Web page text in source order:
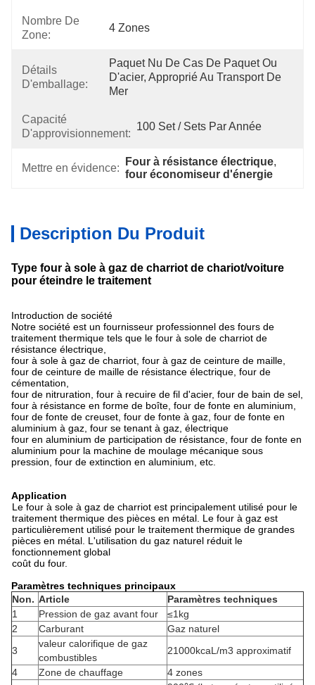
Nombre De
Zone:
4 Zones
Détails
D'emballage:
Paquet Nu De Cas De Paquet Ou
D'acier, Approprié Au Transport De
Mer
Capacité
D'approvisionnement:
100 Set / Sets Par Année
Mettre en évidence:
Four à résistance électrique,
four économiseur d'énergie
Description Du Produit
Type four à sole à gaz de charriot de chariot/voiture
pour éteindre le traitement
Introduction de société
Notre société est un fournisseur professionnel des fours de
traitement thermique tels que le four à sole de charriot de
résistance électrique,
four à sole à gaz de charriot, four à gaz de ceinture de maille,
four de ceinture de maille de résistance électrique, four de
cémentation,
four de nitruration, four à recuire de fil d'acier, four de bain de sel,
four à résistance en forme de boîte, four de fonte en aluminium,
four de fonte de creuset, four de fonte à gaz, four de fonte en
aluminium à gaz, four se tenant à gaz, électrique
four en aluminium de participation de résistance, four de fonte en
aluminium pour la machine de moulage mécanique sous
pression, four de extinction en aluminium, etc.
Application
Le four à sole à gaz de charriot est principalement utilisé pour le
traitement thermique des pièces en métal. Le four à gaz est
particulièrement utilisé pour le traitement thermique de grandes
pièces en métal. L'utilisation du gaz naturel réduit le
fonctionnement global
coût du four.
Paramètres techniques principaux
Non. Article
Paramètres techniques
1
Pression de gaz avant four
≤1kg
2
Carburant
Gaz naturel
3
valeur calorifique de gaz
combustibles
21000kcaL/m3 approximatif
4
Zone de chauffage
4 zones